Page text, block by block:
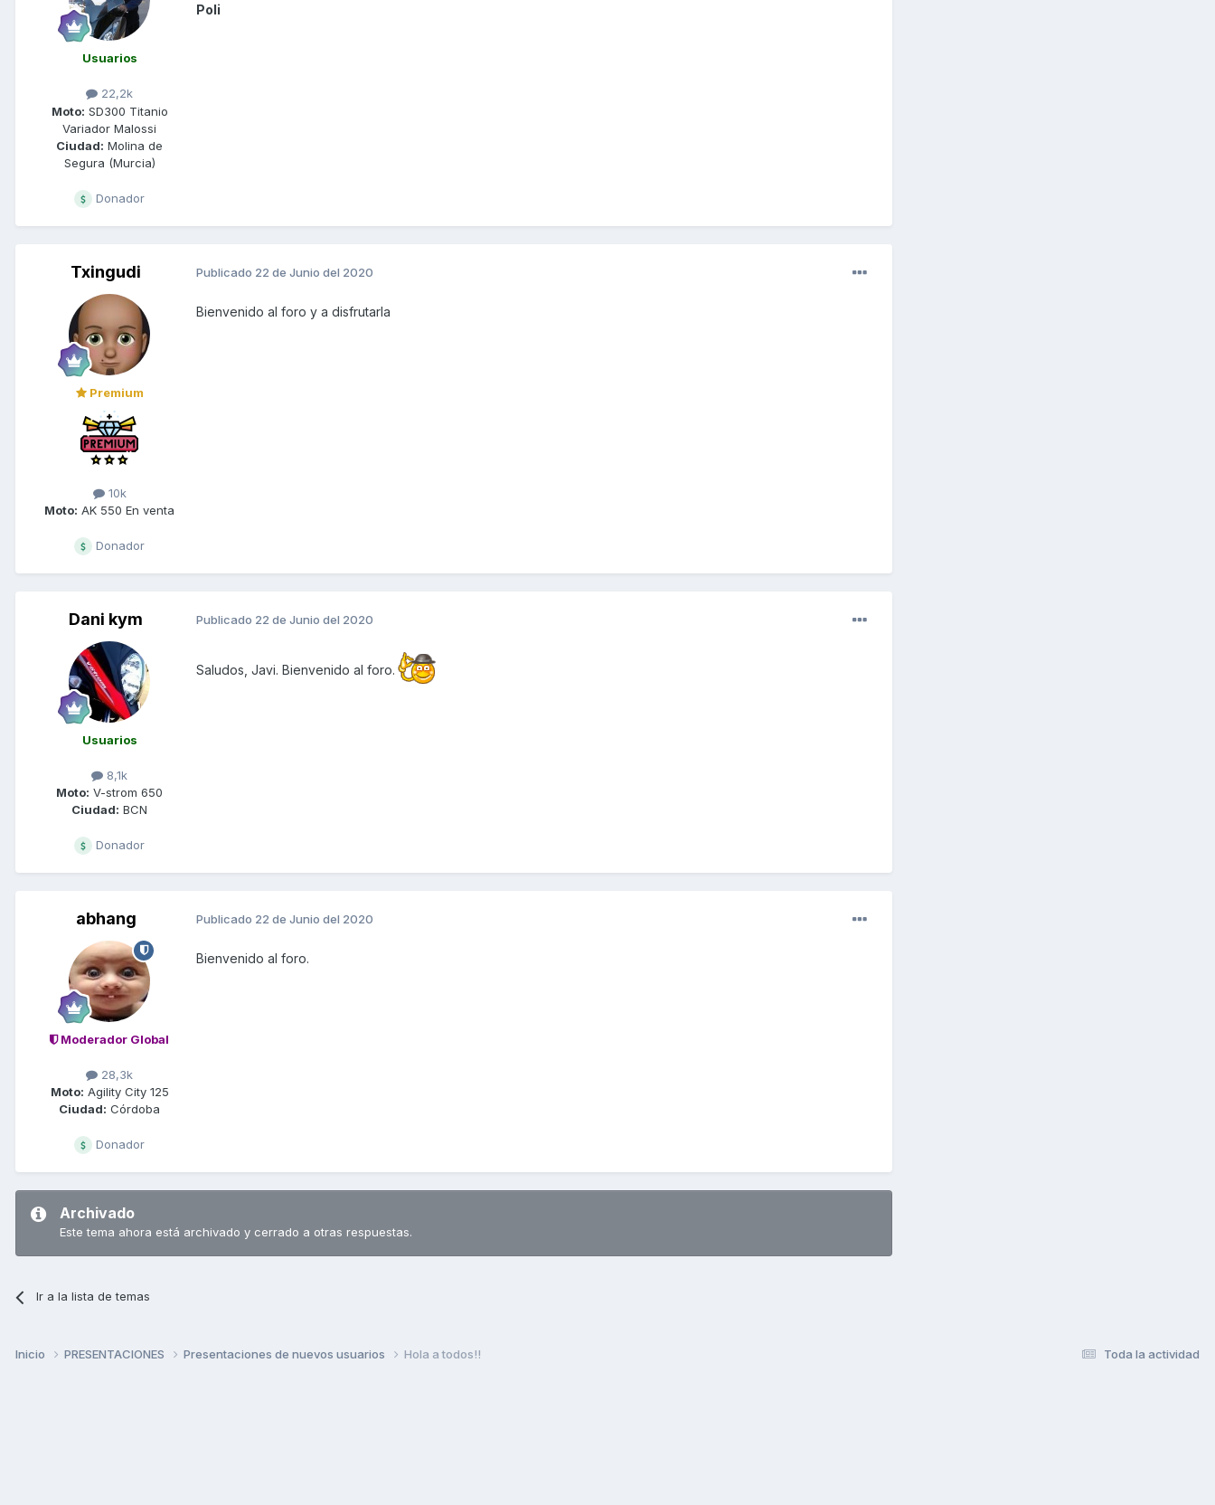
Usuarios
22,2k
Moto: SD300 Titanio
Variador Malossi
Ciudad: Molina de
Segura (Murcia)
Donador
Poli
Txingudi
Premium
10k
Moto: AK 550 En venta
Donador
Publicado 22 de Junio del 2020
Bienvenido al foro y a disfrutarla
Dani kym
Usuarios
8,1k
Moto: V-strom 650
Ciudad: BCN
Donador
Publicado 22 de Junio del 2020
Saludos, Javi. Bienvenido al foro.
abhang
Moderador Global
28,3k
Moto: Agility City 125
Ciudad: Córdoba
Donador
Publicado 22 de Junio del 2020
Bienvenido al foro.
Archivado
Este tema ahora está archivado y cerrado a otras respuestas.
Ir a la lista de temas
Toda la actividad
Inicio PRESENTACIONES Presentaciones de nuevos usuarios Hola a todos!!